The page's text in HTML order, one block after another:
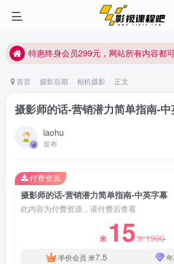
特惠终身会员299元，网站所有内容都
特惠终身会员299元，网站所有内容都
首页 摄影后期 相机摄影 正文
摄影师的话-营销潜力简单指南-
laohu
发布
摄影师的话-营销潜力简单指南-中英字幕
此内容为付费资源，请付费后查看
米 15米1990
半价会员 米7.5
付费资源